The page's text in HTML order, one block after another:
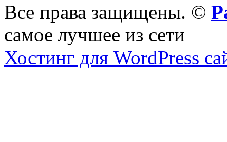
Все права защищены. ©
самое лучшее из сети
Хостинг для WordPress